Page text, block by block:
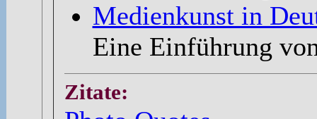
Medienkunst in
Eine Einführung
Zitate: